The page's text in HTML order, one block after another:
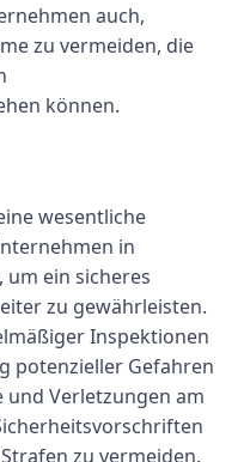
auch,
zu vermeiden, die
können.
wesentliche
in
ein sicheres
zu gewährleisten.
Inspektionen
potenzieller Gefahren
Verletzungen am
zu vermeiden.